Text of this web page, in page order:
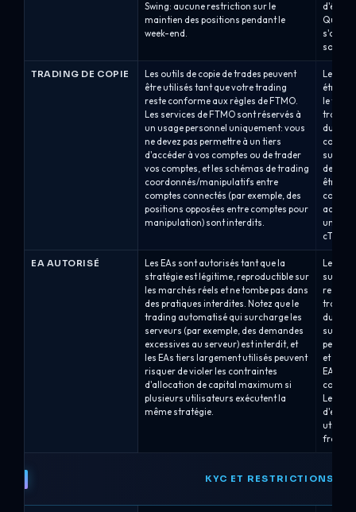
Swing: aucune restriction sur le
maintien des positions pendant le
week-end.
sont
TRADING DE COPIE
Les outils de copie de trades peuvent
être utilisés tant que votre trading
reste conforme aux règles de FTMO.
Les services de FTMO sont réservés à
un usage personnel uniquement: vous
ne devez pas permettre à un tiers
d'accéder à vos comptes ou de trader
vos comptes, et les schémas de trading
coordonnés/manipulatifs entre
comptes connectés (par exemple, des
positions opposées entre comptes pour
manipulation) sont interdits.
Le
le
trader
du
sur
deux
être
EA AUTORISÉ
Les EAs sont autorisés tant que la
stratégie est légitime, reproductible sur
les marchés réels et ne tombe pas dans
des pratiques interdites. Notez que le
trading automatisé qui surcharge les
serveurs (par exemple, des demandes
excessives au serveur) est interdit, et
les EAs tiers largement utilisés peuvent
risquer de violer les contraintes
d'allocation de capital maximum si
plusieurs utilisateurs exécutent la
même stratégie.
Les
sur les
traders
du
peut
et le
EAs ne
Les
KYC ET RESTRICTIONS